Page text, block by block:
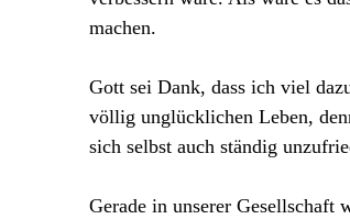
machen.
Gott sei Dank, dass ich viel
völlig unglücklichen Leben,
sich selbst auch ständig
Gerade in unserer